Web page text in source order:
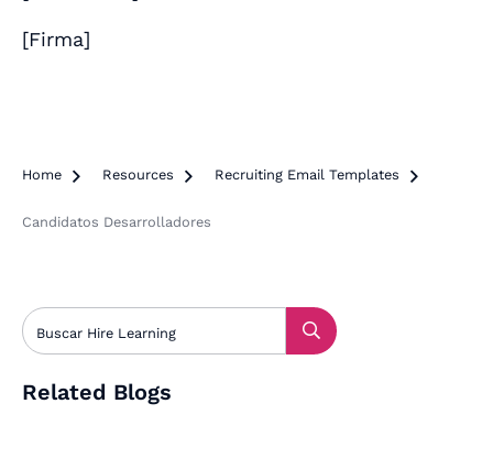
[Firma]
Home  Resources  Recruiting Email Templates 
Candidatos Desarrolladores
Related Blogs